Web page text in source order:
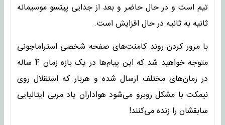
تیم است و در حال حاضر و بعد از جدایی پیتسو موسیمانه
ثانیه به ثانیه در حال افزایش است.
با مرور کردن روند کامنت‌های صفحه شخصی استراماچونی
متوجه خواهید شد که این پیام‌ها در یک بازه زمان 4 ساله
در زمان‌های مختلف ارسال شده و هربار که استقلال روی
نیمکت با مشکل روبرو می‌شود هواداران یاد مربی ایتالیایی
سابقشان را زنده می‌کنند!